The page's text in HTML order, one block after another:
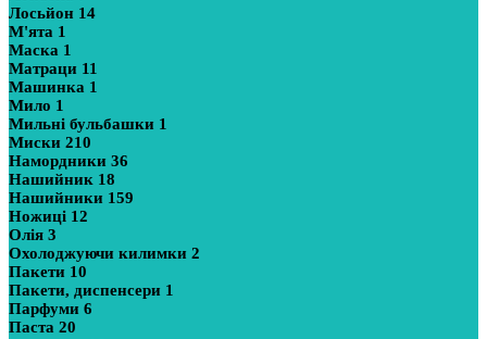
Лосьйон 14
М'ята 1
Маска 1
Матраци 11
Машинка 1
Мило 1
Мильні бульбашки 1
Миски 210
Намордники 36
Нашийник 18
Нашийники 159
Ножиці 12
Олія 3
Охолоджуючи килимки 2
Пакети 10
Пакети, диспенсери 1
Парфуми 6
Паста 20